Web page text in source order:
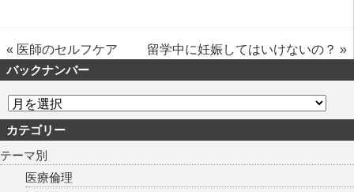
« 医師のセルフケア 留学中に妊娠してはいけないの？ »
バックナンバー
カテゴリー
テーマ別
医療倫理